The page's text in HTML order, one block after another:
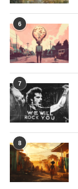
6
7
8